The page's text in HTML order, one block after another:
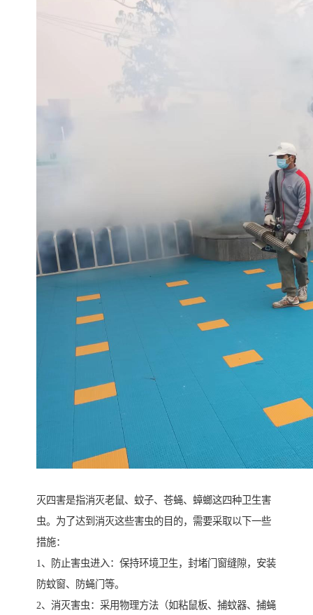
灭四害是指消灭老鼠、蚊子、苍蝇、蟑螂这四种卫生害
虫。为了达到消灭这些害虫的目的，需要采取以下一些
措施：
1、防止害虫进入：保持环境卫生，封堵门窗缝隙，安装
防蚊窗、防蝇门等。
2、消灭害虫：采用物理方法（如粘鼠板、捕蚊器、捕蝇